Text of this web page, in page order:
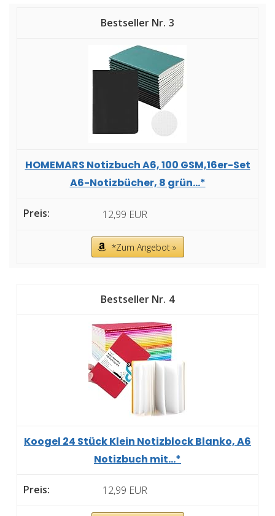
3
HOMEMARS Notizbuch A6, 100 GSM,16er-Set
A6-Notizbücher, 8 grün...*
12,99 EUR
*Zum Angebot »
4
Koogel 24 Stück Klein Notizblock Blanko, A6
Notizbuch mit...*
12,99 EUR